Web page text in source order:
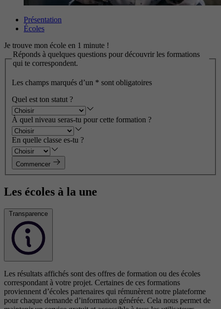
Présentation
Écoles
Je trouve mon école en 1 minute !
Réponds à quelques questions pour découvrir les formations
qui te correspondent.
Les champs marqués d’un * sont obligatoires
Quel est ton statut ?
À quel niveau seras-tu pour cette formation ?
En quelle classe es-tu ?
Commencer
Les écoles à la une
Transparence
Les résultats affichés sont des offres de formation ou des écoles
correspondant à votre projet. Certaines de ces formations
proviennent d’écoles partenaires qui rémunèrent notre plateforme
pour chaque demande d’information générée. Cela nous permet de